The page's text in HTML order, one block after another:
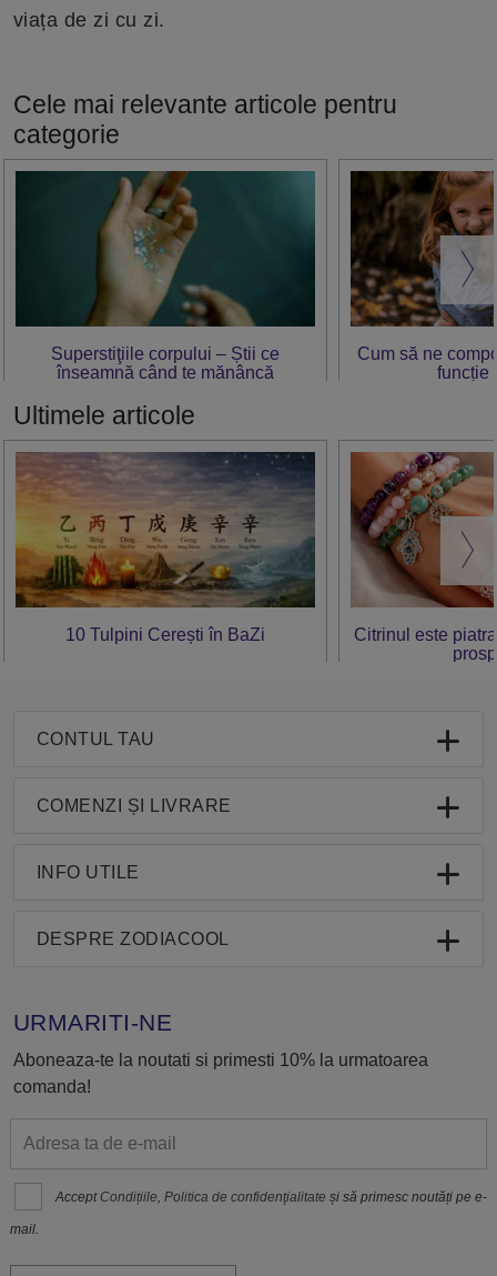
viața de zi cu zi.
Cele mai relevante articole pentru
categorie
Superstiţiile corpului – Știi ce
înseamnă când te mănâncă
Cum să ne
funcție
Ultimele articole
10 Tulpini Cerești în BaZi
Citrinul este
CONTUL TAU
COMENZI ȘI LIVRARE
INFO UTILE
DESPRE ZODIACOOL
URMARITI-NE
Aboneaza-te la noutati si primesti 10% la urmatoarea
comanda!
Accept Condițiile,Politica de confidenţialitate și să primesc noutăți pe e-
mail.